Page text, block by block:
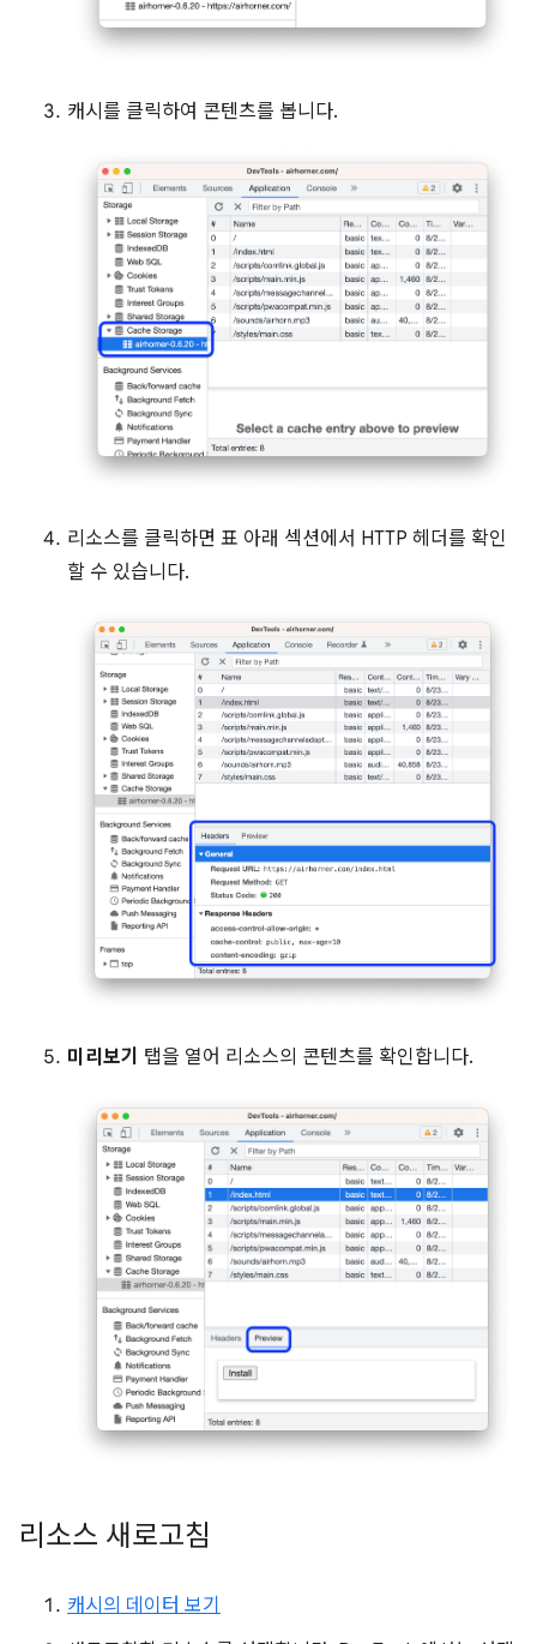
캐시를 클릭하여 콘텐츠를 봅니다.
리소스를 클릭하면 표 아래 섹션에서 HTTP 헤더를 확인
할 수 있습니다.
미리보기 탭을 열어 리소스의 콘텐츠를 확인합니다.
리소스 새로고침
캐시의 데이터 보기